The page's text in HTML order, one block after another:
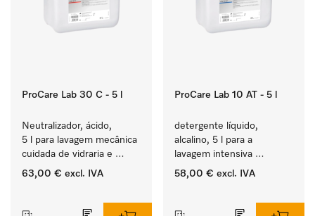
ProCare Lab 30 C - 5 l
Neutralizador, ácido,
5 l para lavagem mecânica
cuidada de vidraria e
utensílios de laboratório.
63,00 € excl. IVA
ProCare Lab 10 AT - 5 l
detergente líquido,
alcalino, 5 l para a
lavagem intensiva
mecânica de vidraria e
58,00 € excl. IVA